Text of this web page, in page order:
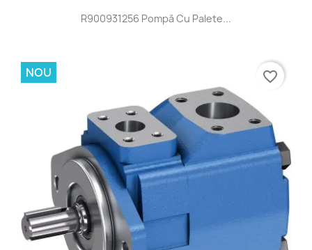
R900931256 Pompă Cu Palete...
NOU favorite_border